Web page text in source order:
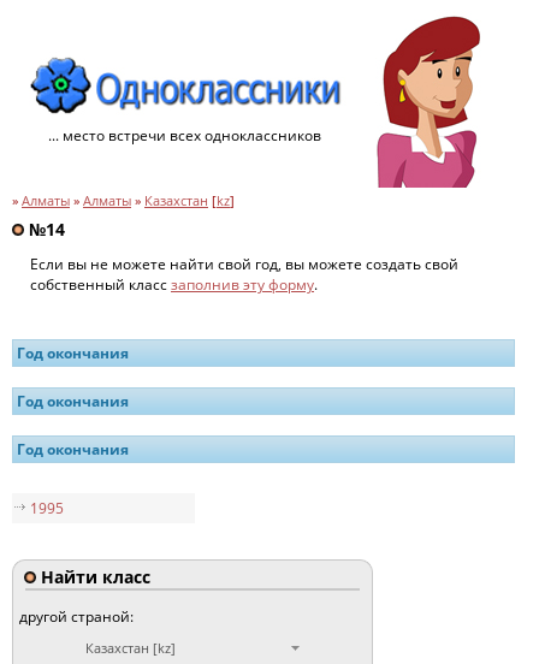
... место встречи всех одноклассников
» Алматы » Алматы » Казахстан [kz]
№14
Если вы не можете найти свой год, вы можете создать свой
собственный классзаполнив эту форму.
Год окончания
Год окончания
Год окончания
1995
Найти класс
другой страной:
Казахстан [kz]